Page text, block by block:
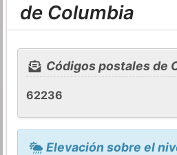
de Columbia
Códigos postales de
62236
Elevación sobre el